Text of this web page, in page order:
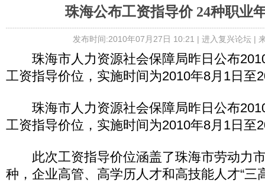
珠海公布工资指导价 24种职业
发布时间:2010年07月27日 10:21 | 进入复兴论坛|
珠海市人力资源社会保障局昨日公布
工资指导价位，实施时间为2010年8月1日至
珠海市人力资源社会保障局昨日公布
工资指导价位，实施时间为2010年8月1日至
此次工资指导价位涵盖了珠海市劳动力
种，企业高管、高学历人才和高技能人才“三